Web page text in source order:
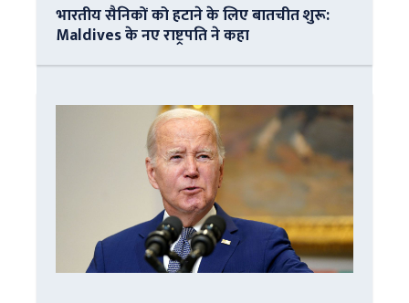
भारतीय सैनिकों को हटाने के लिए बातचीत शुरू:
Maldives के नए राष्ट्रपति ने कहा